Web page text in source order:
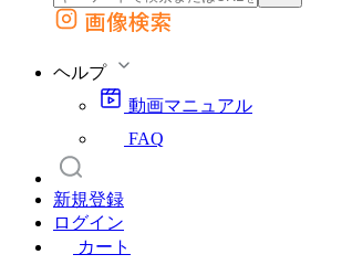
外部サイトの商品をカートに追加
画像検索
ヘルプ
動画マニュアル
FAQ
新規登録
ログイン
カート